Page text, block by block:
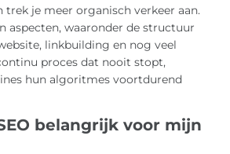
trek je meer organisch verkeer aan.
aspecten, waaronder de structuur
linkbuilding en nog veel
proces dat nooit stopt,
hun algoritmes voortdurend
belangrijk voor mijn